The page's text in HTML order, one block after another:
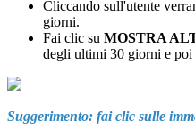
Cliccando sull'utente
giorni.
Fai clic su MOSTRA
degli ultimi 30 giorni e poi
Suggerimento: fai clic sulle